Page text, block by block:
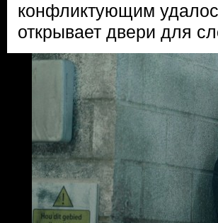
конфликтующим
открывает двери для